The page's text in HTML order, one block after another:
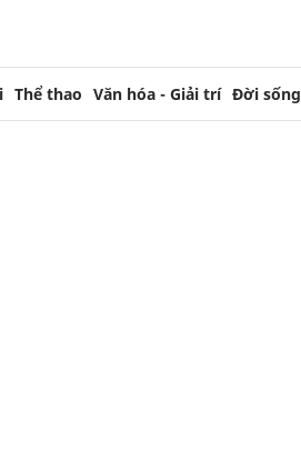
Thể thao Văn hóa - Giải trí Đời sống